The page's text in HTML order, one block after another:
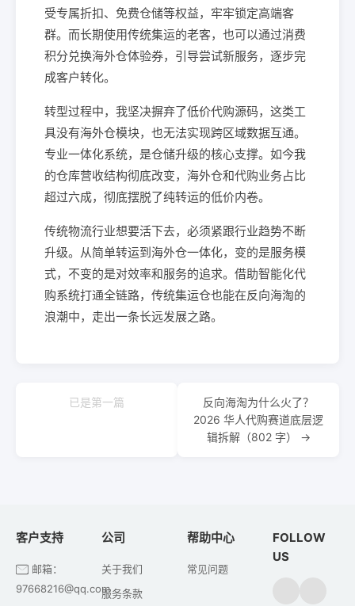
受专属折扣、免费仓储等权益，牢牢锁定高端客
群。而长期使用传统集运的老客，也可以通过消费
积分兑换海外仓体验券，引导尝试新服务，逐步完
成客户转化。
转型过程中，我坚决摒弃了低价代购源码，这类工
具没有海外仓模块，也无法实现跨区域数据互通。
专业一体化系统，是仓储升级的核心支撑。如今我
的仓库营收结构彻底改变，海外仓和代购业务占比
超过六成，彻底摆脱了纯转运的低价内卷。
传统物流行业想要活下去，必须紧跟行业趋势不断
升级。从简单转运到海外仓一体化，变的是服务模
式，不变的是对效率和服务的追求。借助智能化代
购系统打通全链路，传统集运仓也能在反向海淘的
浪潮中，走出一条长远发展之路。
已是第一篇
反向海淘为什么火了？
2026 华人代购赛道底层逻
辑拆解（802 字） →
客户支持
邮箱：
97668216@qq.com
公司
关于我们
服务条款
帮助中心
常见问题
FOLLOW
US